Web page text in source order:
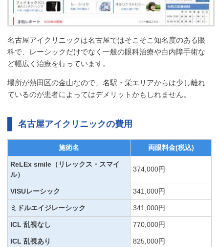
名古屋アイクリニックは名古屋ではそこそこ知名度のある眼
科で、レーシックだけでなく一般の眼科治療や白内障手術な
ど幅広く治療を行っています。
場所が熱田区の金山なので、名駅・栄エリアからは少し離れ
ているのが患者によってはデメリットかもしれません。
名古屋アイクリニックの費用
施術名 両眼料金(税込)
ReLEx smile（リレックス・スマイ
ル）
374,000円
VISUレーシック 341,000円
ミドルエイジレーシック 341,000円
ICL 乱視なし 770,000円
ICL 乱視あり 825,000円